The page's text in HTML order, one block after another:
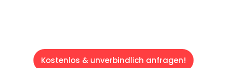
Kostenlos & unverbindlich anfragen!